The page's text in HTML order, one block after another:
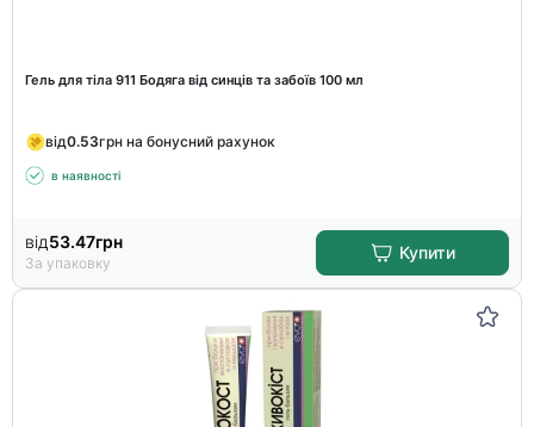
Гель для тіла 911 Бодяга від синців та забоїв 100 мл
від0.53грн на бонусний рахунок
в наявності
від53.47грн
За упаковку
Купити